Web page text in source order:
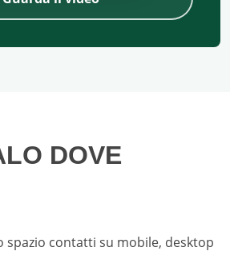
DOVE
spazio contatti su mobile, desktop